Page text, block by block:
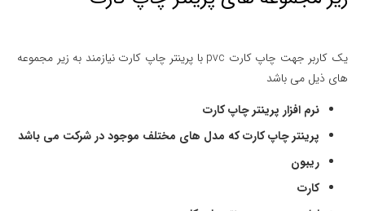
یک کاربر جهت چاپ کارت pvc با پرینتر چاپ کارت نیازمند به زیر مجموعه
های ذیل می باشد
نرم افزار پرینتر چاپ کارت
پرینتر چاپ کارت که مدل های مختلف موجود در شرکت می باشد
ریبون
کارت